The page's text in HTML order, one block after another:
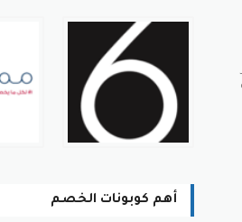
أهم كوبونات الخصم